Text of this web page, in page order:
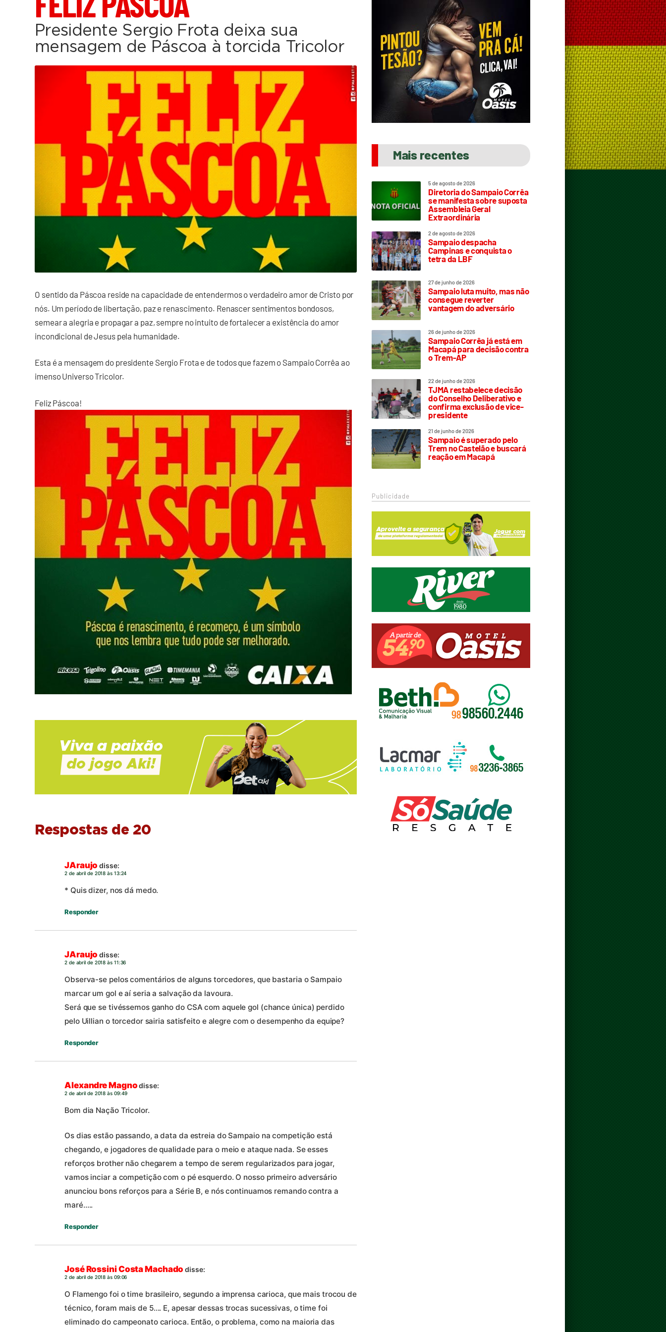
Presidente Sergio Frota deixa sua
mensagem de Páscoa à torcida Tricolor
O sentido da Páscoa reside na capacidade de entendermos o verdadeiro amor de Cristo por
nós. Um período de libertação, paz e renascimento. Renascer sentimentos bondosos,
semear a alegria e propagar a paz, sempre no intuito de fortalecer a existência do amor
incondicional de Jesus pela humanidade.
Esta é a mensagem do presidente Sergio Frota e de todos que fazem o Sampaio Corrêa ao
imenso Universo Tricolor.
Feliz Páscoa!
Respostas de 20
JAraujo disse:
2 de abril de 2018 às 13:24
* Quis dizer, nos dá medo.
Responder
JAraujo disse:
2 de abril de 2018 às 11:36
Observa-se pelos comentários de alguns torcedores, que bastaria o Sampaio
marcar um gol e aí seria a salvação da lavoura.
Será que se tivéssemos ganho do CSA com aquele gol (chance única) perdido
pelo Uillian o torcedor sairia satisfeito e alegre com o desempenho da equipe?
Responder
Alexandre Magno disse:
2 de abril de 2018 às 09:49
Bom dia Nação Tricolor.
Os dias estão passando, a data da estreia do Sampaio na competição está
chegando, e jogadores de qualidade para o meio e ataque nada. Se esses
reforços brother não chegarem a tempo de serem regularizados para jogar,
vamos inciar a competição com o pé esquerdo. O nosso primeiro adversário
anunciou bons reforços para a Série B, e nós continuamos remando contra a
maré…..
Responder
José Rossini Costa Machado disse:
2 de abril de 2018 às 09:06
O Flamengo foi o time brasileiro, segundo a imprensa carioca, que mais trocou de
técnico, foram mais de 5…. E, apesar dessas trocas sucessivas, o time foi
eliminado do campeonato carioca. Então, o problema, como na maioria das
Mais recentes
5 de agosto de 2026
Diretoria do Sampaio Corrêa
se manifesta sobre suposta
Assembleia Geral
Extraordinária
2 de agosto de 2026
Sampaio despacha
Campinas e conquista o
tetra da LBF
27 de junho de 2026
Sampaio luta muito, mas não
consegue reverter
vantagem do adversário
26 de junho de 2026
Sampaio Corrêa já está em
Macapá para decisão contra
o Trem-AP
22 de junho de 2026
TJMA restabelece decisão
do Conselho Deliberativo e
confirma exclusão de vice-
presidente
21 de junho de 2026
Sampaio é superado pelo
Trem no Castelão e buscará
reação em Macapá
Publicidade